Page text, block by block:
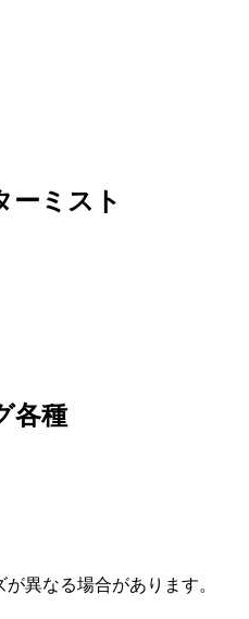
ーミスト
各種
異なる場合があります。